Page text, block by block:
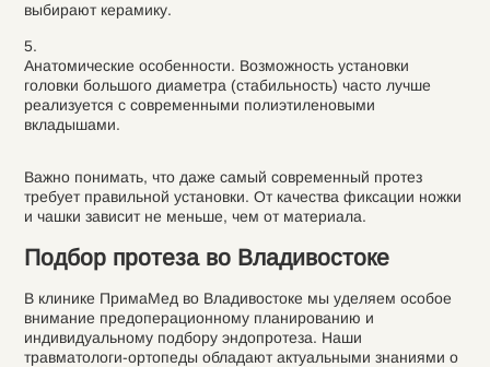
выбирают керамику.
Анатомические особенности. Возможность установки
головки большого диаметра (стабильность) часто лучше
реализуется с современными полиэтиленовыми
вкладышами.
Важно понимать, что даже самый современный протез
требует правильной установки. От качества фиксации ножки
и чашки зависит не меньше, чем от материала.
Подбор протеза во Владивостоке
В клинике ПримаМед во Владивостоке мы уделяем особое
внимание предоперационному планированию и
индивидуальному подбору эндопротеза. Наши
травматологи-ортопеды обладают актуальными знаниями о